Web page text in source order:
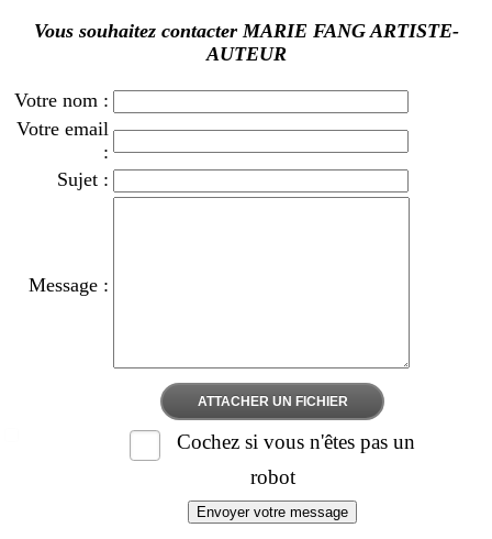
Vous souhaitez contacter MARIE FANG ARTISTE-
AUTEUR
Votre nom :
Votre email
:
Sujet :
Message :
ATTACHER UN FICHIER
Cochez si vous n'êtes pas un
robot